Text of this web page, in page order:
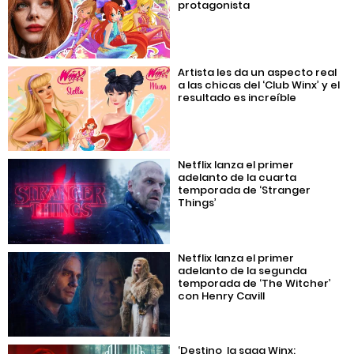
protagonista
Artista les da un aspecto real
a las chicas del ‘Club Winx’ y el
resultado es increíble
Netflix lanza el primer
adelanto de la cuarta
temporada de ‘Stranger
Things’
Netflix lanza el primer
adelanto de la segunda
temporada de ‘The Witcher’
con Henry Cavill
‘Destino, la saga Winx: